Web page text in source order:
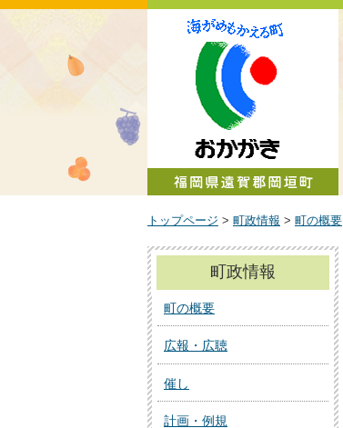
トップページ > 町政情報 > 町の概要
町政情報
町の概要
広報・広聴
催し
計画・例規